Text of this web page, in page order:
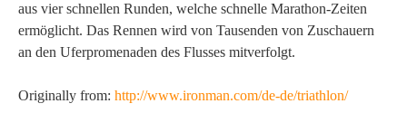
aus vier schnellen Runden, welche schnelle Marathon-Zeiten
ermöglicht. Das Rennen wird von Tausenden von Zuschauern
an den Uferpromenaden des Flusses mitverfolgt.
Originally from: http://www.ironman.com/de-de/triathlon/